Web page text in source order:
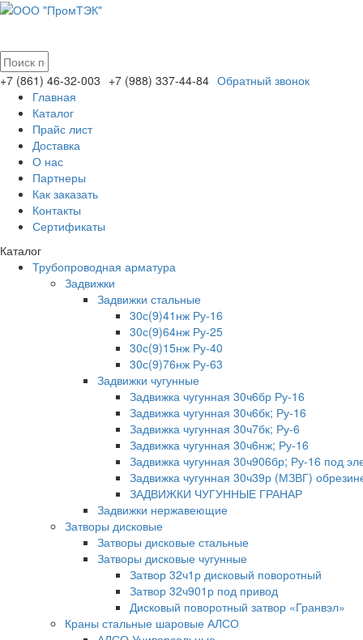
+7 (861) 46-32-003 +7 (988) 337-44-84 Обратный звонок
Главная
Каталог
Прайс лист
Доставка
О нас
Партнеры
Как заказать
Контакты
Сертификаты
Каталог
Трубопроводная арматура
Задвижки
Задвижки стальные
30с(9)41нж Ру-16
30с(9)64нж Ру-25
30с(9)15нж Ру-40
30с(9)76нж Ру-63
Задвижки чугунные
Задвижка чугунная 30ч6бр Ру-16
Задвижка чугунная 30ч6бк; Ру-16
Задвижка чугунная 30ч7бк; Ру-6
Задвижка чугунная 30ч6нж; Ру-16
Задвижка чугунная 30ч906бр; Ру-16 под
Задвижка чугунная 30ч39р (МЗВГ)
ЗАДВИЖКИ ЧУГУННЫЕ ГРАНАР
Задвижки нержавеющие
Затворы дисковые
Затворы дисковые стальные
Затворы дисковые чугунные
Затвор 32ч1р дисковый поворотный
Затвор 32ч901р под привод
Дисковый поворотный затвор «Гранвэл»
Краны стальные шаровые АЛСО